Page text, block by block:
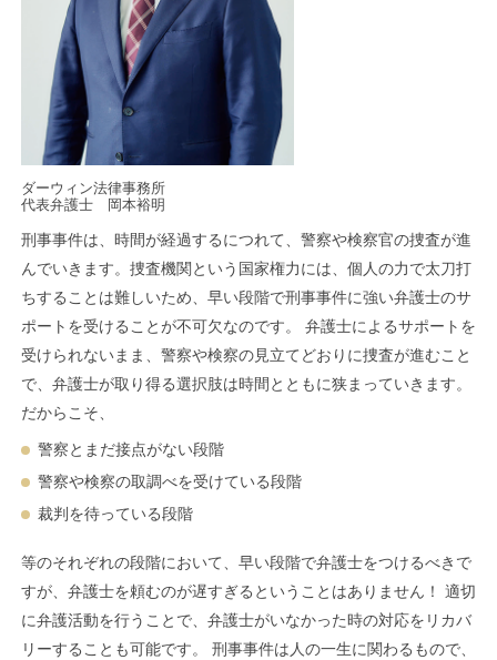
ダーウィン法律事務所
代表弁護士 岡本裕明
刑事事件は、時間が経過するにつれて、警察や検察官の捜査が進
んでいきます。捜査機関という国家権力には、個人の力で太刀打
ちすることは難しいため、早い段階で刑事事件に強い弁護士のサ
ポートを受けることが不可欠なのです。 弁護士によるサポートを
受けられないまま、警察や検察の見立てどおりに捜査が進むこと
で、弁護士が取り得る選択肢は時間とともに狭まっていきます。
だからこそ、
警察とまだ接点がない段階
警察や検察の取調べを受けている段階
裁判を待っている段階
等のそれぞれの段階において、早い段階で弁護士をつけるべきで
すが、弁護士を頼むのが遅すぎるということはありません！ 適切
に弁護活動を行うことで、弁護士がいなかった時の対応をリカバ
リーすることも可能です。 刑事事件は人の一生に関わるもので、